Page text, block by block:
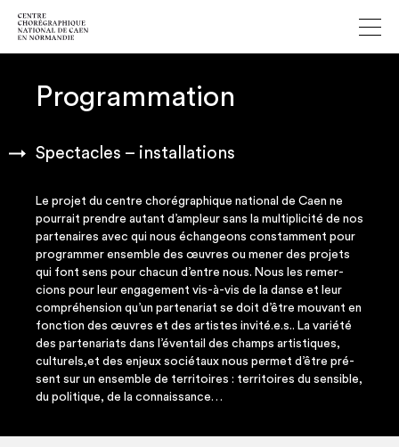
Programmation
Spectacles – installations
Le pro­jet du centre cho­ré­gra­phique natio­nal de Caen ne
pour­rait prendre autant d’ampleur sans la mul­ti­pli­ci­té de nos
par­te­naires avec qui nous échan­geons constam­ment pour
pro­gram­mer ensemble des œuvres ou mener des pro­jets
qui font sens pour cha­cun d’entre nous. Nous les remer­
cions pour leur enga­ge­ment vis-à-vis de la danse et leur
com­pré­hen­sion qu’un par­te­na­riat se doit d’être mou­vant en
fonc­tion des œuvres et des artistes invité.e.s.. La varié­té
des par­te­na­riats dans l’éventail des champs artis­tiques,
culturels,et des enjeux socié­taux nous per­met d’être pré­
sent sur un ensemble de ter­ri­toires : ter­ri­toires du sen­sible,
du poli­tique, de la connaissance…